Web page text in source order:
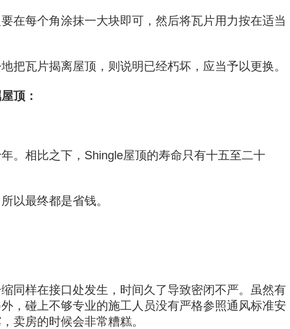
在每个角涂抹一大块即可，然后将瓦片用力按在适当
把瓦片揭离屋顶，则说明已经朽坏，应当予以更换。
顶：
。相比之下，Shingle屋顶的寿命只有十五至二十
以最终都是省钱。
同样在接口处发生，时间久了导致密闭不严。虽然有
，碰上不够专业的施工人员没有严格参照通风标准安
卖房的时候会非常糟糕。